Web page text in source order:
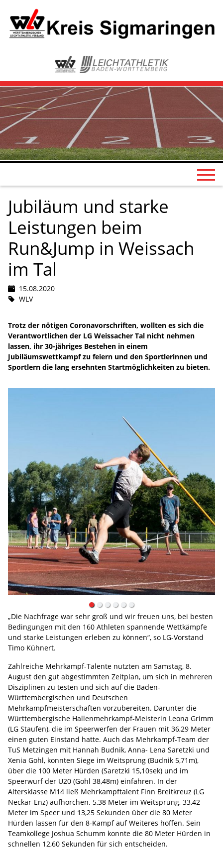
Jubiläum und starke
Leistungen beim
Run&Jump in Weissach
im Tal
15.08.2020
WLV
Trotz der nötigen Coronavorschriften, wollten es sich die
Verantwortlichen der LG Weissacher Tal nicht nehmen
lassen, ihr 30-jähriges Bestehen in einem
Jubiläumswettkampf zu feiern und den Sportlerinnen und
Sportlern die lang ersehnten Startmöglichkeiten zu bieten.
„Die Nachfrage war sehr groß und wir freuen uns, bei besten
Bedingungen mit den 160 Athleten spannende Wettkämpfe
und starke Leistungen erleben zu können“, so LG-Vorstand
Timo Kühnert.
Zahlreiche Mehrkampf-Talente nutzten am Samstag, 8.
August den gut abgestimmten Zeitplan, um sich in mehreren
Disziplinen zu testen und sich auf die Baden-
Württembergischen und Deutschen
Mehrkampfmeisterschaften vorzubereiten. Darunter die
Württembergische Hallenmehrkampf-Meisterin Leona Grimm
(LG Staufen), die im Speerwerfen der Frauen mit 36,29 Meter
einen guten Einstand hatte. Auch das Mehrkampf-Team der
TuS Metzingen mit Hannah Budnik, Anna- Lena Saretzki und
Xenia Gohl, konnten Siege im Weitsprung (Budnik 5,71m),
über die 100 Meter Hürden (Saretzki 15,10sek) und im
Speerwurf der U20 (Gohl 38,48m) einfahren. In der
Altersklasse M14 ließ Mehrkampftalent Finn Breitkreuz (LG
Neckar-Enz) aufhorchen. 5,38 Meter im Weitsprung, 33,42
Meter im Speer und 13,25 Sekunden über die 80 Meter
Hürden lassen für den 8-Kampf auf Weiteres hoffen. Sein
Teamkollege Joshua Schumm konnte die 80 Meter Hürden in
schnellen 12,60 Sekunden für sich entscheiden.